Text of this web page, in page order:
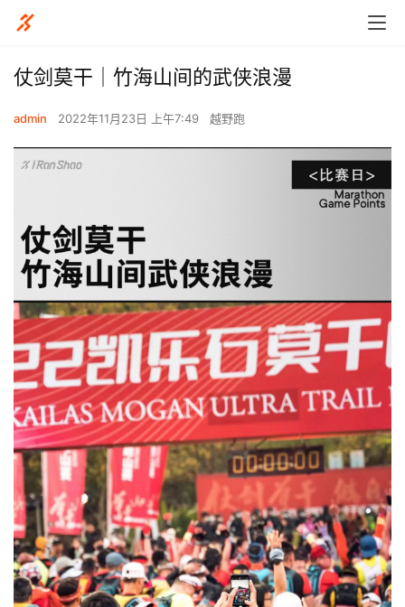
仗剑莫干｜竹海山间的武侠浪漫
admin 2022年11月23日 上午7:49 越野跑